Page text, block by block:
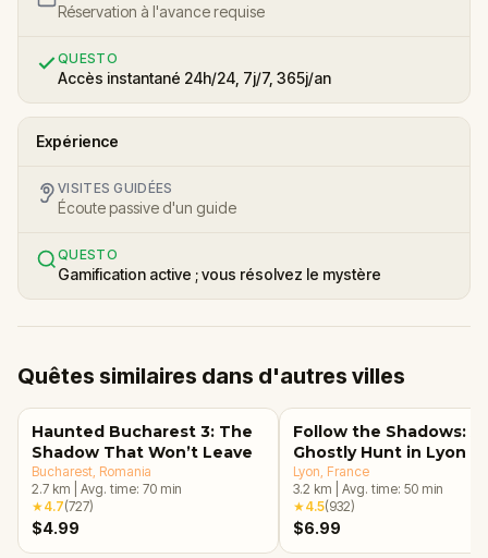
Réservation à l'avance requise
QUESTO
Accès instantané 24h/24, 7j/7, 365j/an
Expérience
VISITES GUIDÉES
Écoute passive d'un guide
QUESTO
Gamification active ; vous résolvez le mystère
Quêtes similaires dans d'autres villes
Haunted Bucharest 3: The
Shadow That Won’t Leave
Bucharest , Romania
2.7 km Avg. time: 70 min
★4.7(727)
$4.99
Follow the Shadows: A
Ghostly Hunt in Lyon
Lyon , France
3.2 km Avg. time: 50 min
★4.5(932)
$6.99